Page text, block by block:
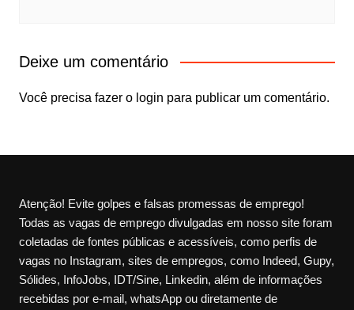
Deixe um comentário
Você precisa fazer o login para publicar um comentário.
Atenção! Evite golpes e falsas promessas de emprego!
Todas as vagas de emprego divulgadas em nosso site foram
coletadas de fontes públicas e acessíveis, como perfis de
vagas no Instagram, sites de empregos, como Indeed, Gupy,
Sólides, InfoJobs, IDT/Sine, Linkedin, além de informações
recebidas por e-mail, whatsApp ou diretamente de